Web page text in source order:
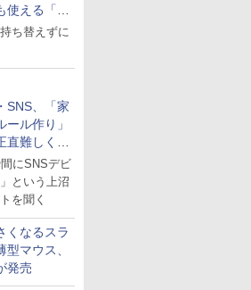
える「ス
イ」発売
ち替えずに
SNS、「家
ル作り」
難しくな
間にSNSデビ
という上沼
を聞く
くなるスラ
マウス、
発売